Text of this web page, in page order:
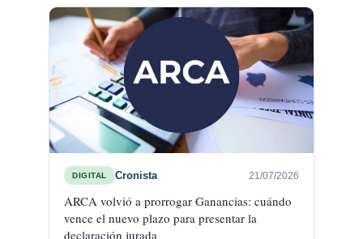
DIGITAL Cronista 21/07/2026
ARCA volvió a prorrogar Ganancias: cuándo
vence el nuevo plazo para presentar la
declaración jurada